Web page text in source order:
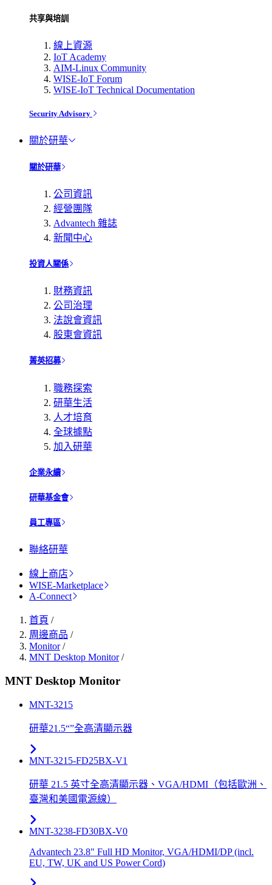
共享與培訓
線上資源
IoT Academy
AIM-Linux Community
WISE-IoT Forum
WISE-IoT Technical Documentation
Security Advisory
關於研華
關於研華
公司資訊
經營團隊
Advantech 雜誌
新聞中心
投資人關係
財務資訊
公司治理
法說會資訊
股東會資訊
菁英招募
職務探索
研華生活
人才培育
全球據點
加入研華
企業永續
研華基金會
員工專區
聯絡研華
線上商店
WISE-Marketplace
A-Connect
首頁 /
周邊商品 /
Monitor/
MNT Desktop Monitor/
MNT Desktop Monitor
MNT-3215
研華21.5“”全高清顯示器
MNT-3215-FD25BX-V1
研華 21.5 英寸全高清顯示器、VGA/HDMI（包括歐洲、
臺灣和美國電源線）
MNT-3238-FD30BX-V0
Advantech 23.8" Full HD Monitor, VGA/HDMI/DP (incl.
EU, TW, UK and US Power Cord)